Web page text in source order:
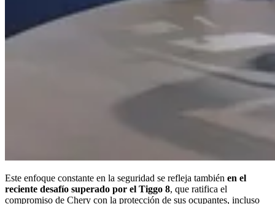
Este enfoque constante en la seguridad se refleja también en el
reciente desafío superado por el Tiggo 8, que ratifica el
compromiso de Chery con la protección de sus ocupantes, incluso